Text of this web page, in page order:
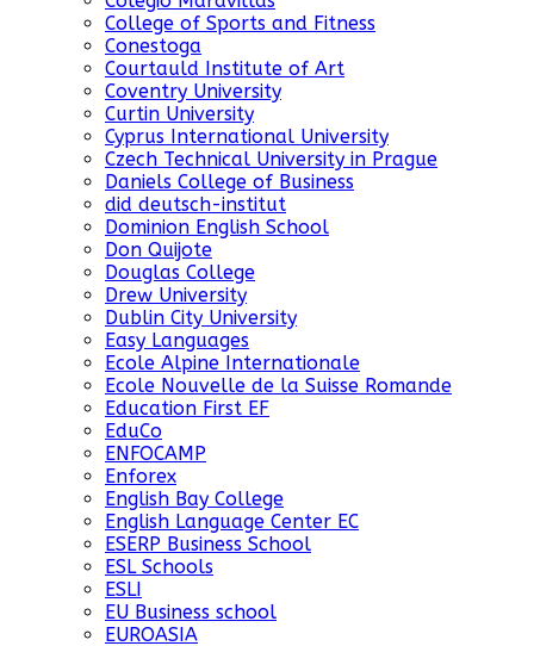
College of Sports and Fitness
Conestoga
Courtauld Institute of Art
Coventry University
Curtin University
Cyprus International University
Czech Technical University in Prague
Daniels College of Business
did deutsch-institut
Dominion English School
Don Quijote
Douglas College
Drew University
Dublin City University
Easy Languages
Ecole Alpine Internationale
Ecole Nouvelle de la Suisse Romande
Education First EF
EduCo
ENFOCAMP
Enforex
English Bay College
English Language Center EC
ESERP Business School
ESL Schools
ESLI
EU Business school
EUROASIA